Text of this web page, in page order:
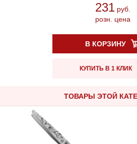
231 руб.
розн. цена
В КОРЗИНУ
КУПИТЬ В 1 КЛИК
ТОВАРЫ ЭТОЙ